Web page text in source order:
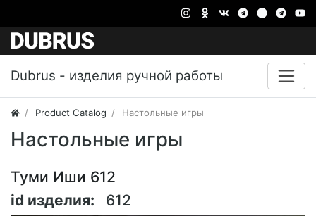
Dubrus - изделия ручной работы
Product Catalog Настольные игры
Настольные игры
Туми Иши 612
id изделия:
612